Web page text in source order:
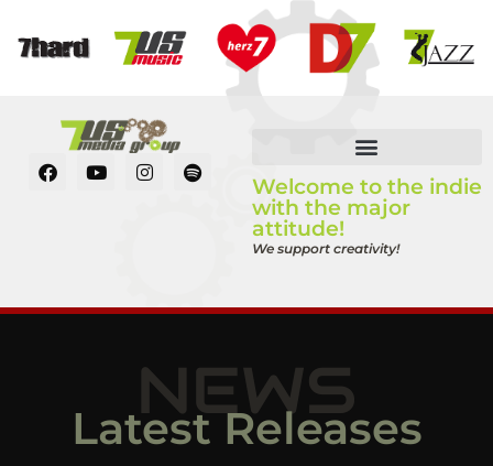
Welcome to the indie
with the major
attitude!
We support creativity!
NEWS
Latest Releases